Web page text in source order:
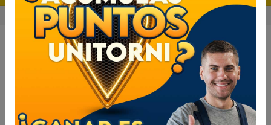
Inicio Seguridad Cerraduras
Cerraduras
Filtros